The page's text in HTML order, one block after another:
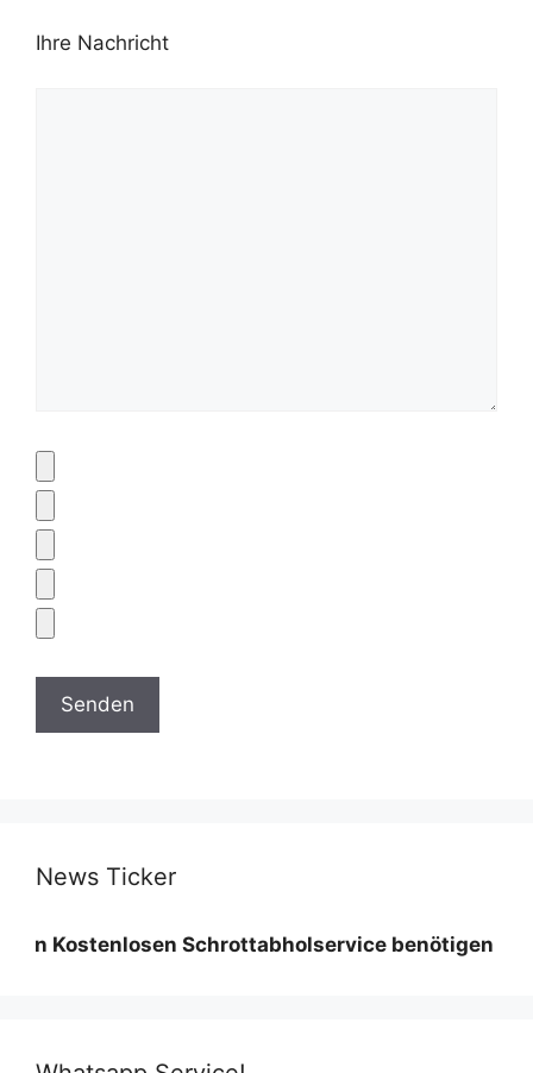
Ihre Nachricht
News Ticker
Schrottabholservice benötigen wir eine